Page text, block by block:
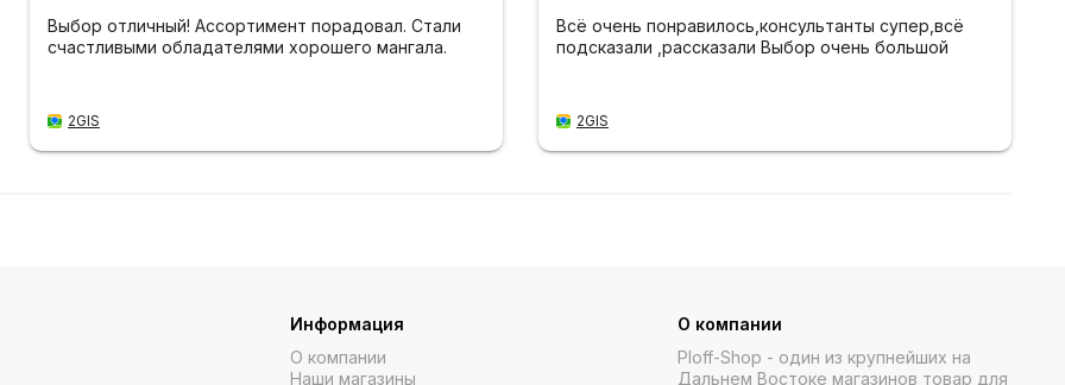
Выбор отличный! Ассортимент порадовал. Стали
счастливыми обладателями хорошего мангала.
2GIS
Всё очень понравилось,консультанты супер,всё
подсказали ,рассказали Выбор очень большой
2GIS
Информация
О компании
Наши магазины
О компании
Ploff-Shop - один из крупнейших на
Дальнем Востоке магазинов товар для